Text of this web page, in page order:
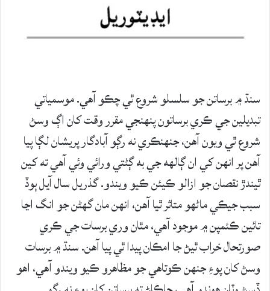
سنڌ ۾ برساتن جو سلسلو شروع ٿي چڪو آهي. موسمياتي
تبديلين جي ڪري برساتون پنهنجي مقرر وقت کان اڳ وسڻ
شروع ٿي ويون آهن، جنهنڪري نه رڳو آبادگار پريشان لڳا پيا
آهن پر انهن کي ان ڳالهه جي به ڳڻتي ورائي وئي آهي ته کين
ٿيندڙ نقصان جو ازالو ڪيئن ڪيو ويندو. گذريل سال آيل ٻوڏ
سبب جيڪي ماڻهو متاثر ٿيا آهن، انهن مان گهڻن جو انگ اڃا
تائين ڪئمپن ۾ موجود آهي، مٿان وري برسات جي ڪري
صورتحال خراب ٿيڻ جا امڪان پيدا ٿي پيا آهن. سنڌ ۾ برسات
وسڻ کان پوءِ جنهن ڪوتاهي جو مظاهرو ڪيو ويندو آهي، اهو